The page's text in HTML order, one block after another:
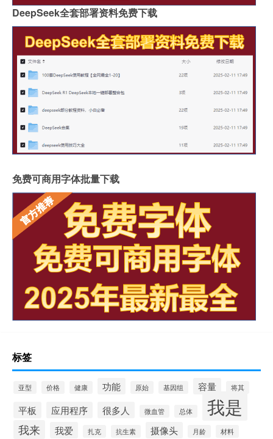
DeepSeek全套部署资料免费下载
免费可商用字体批量下载
标签
亚型 价格 健康 功能 原始 基因组 容量 将其
平板 应用程序 很多人 微血管 总体 我是
我来 我爱 扎克 抗生素 摄像头 月龄 材料